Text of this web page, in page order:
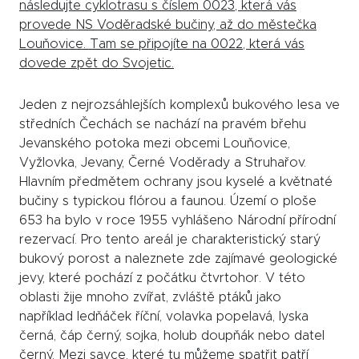
následujte cyklotrasu s číslem 0023, která vás
provede NS Voděradské bučiny, až do městečka
Louňovice. Tam se připojíte na 0022, která vás
dovede zpět do Svojetic.
Jeden z nejrozsáhlejších komplexů bukového lesa ve
středních Čechách se nachází na pravém břehu
Jevanského potoka mezi obcemi Louňovice,
Vyžlovka, Jevany, Černé Voděrady a Struhařov.
Hlavním předmětem ochrany jsou kyselé a květnaté
bučiny s typickou flórou a faunou. Území o ploše
653 ha bylo v roce 1955 vyhlášeno Národní přírodní
rezervací. Pro tento areál je charakteristický starý
bukový porost a naleznete zde zajímavé geologické
jevy, které pochází z počátku čtvrtohor. V této
oblasti žije mnoho zvířat, zvláště ptáků jako
například ledňáček říční, volavka popelavá, lyska
černá, čáp černý, sojka, holub doupňák nebo datel
černý. Mezi savce, které tu můžeme spatřit patří